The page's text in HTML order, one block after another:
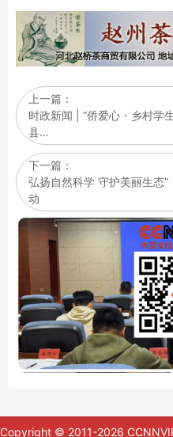
上一篇：
时政新闻 | “侨爱心・乡村学
县…
下一篇：
弘扬自然科学 守护美丽生态
动
Copyright © 2011-2026